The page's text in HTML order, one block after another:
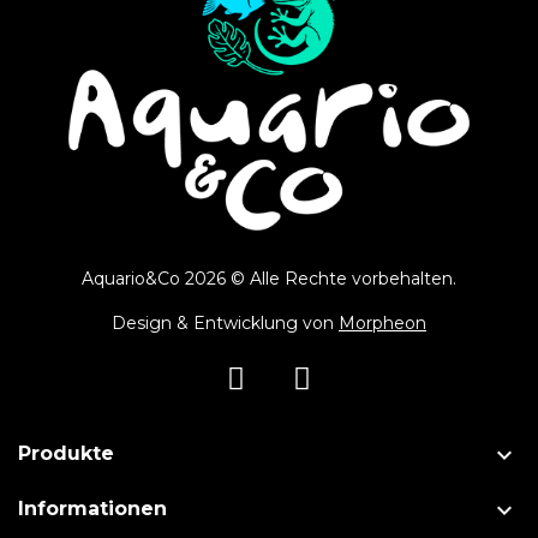
Aquario&Co 2026 © Alle Rechte vorbehalten.
Design & Entwicklung von Morpheon
Produkte 
Informationen 